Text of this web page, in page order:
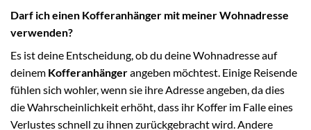
Darf ich einen Kofferanhänger mit meiner Wohnadresse
verwenden?
Es ist deine Entscheidung, ob du deine Wohnadresse auf
deinem Kofferanhängerangeben möchtest. Einige Reisende
fühlen sich wohler, wenn sie ihre Adresse angeben, da dies
die Wahrscheinlichkeit erhöht, dass ihr Koffer im Falle eines
Verlustes schnell zu ihnen zurückgebracht wird. Andere